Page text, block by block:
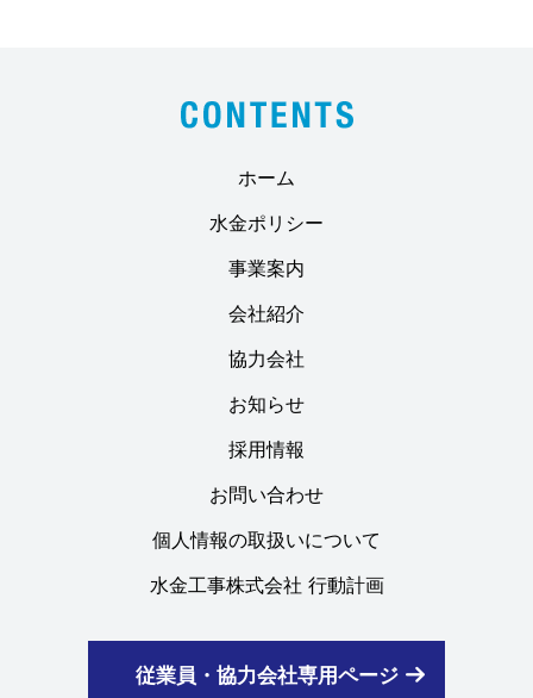
ホーム
水金ポリシー
事業案内
会社紹介
協力会社
お知らせ
採用情報
お問い合わせ
個人情報の取扱いについて
水金工事株式会社 行動計画
従業員・協力会社専用ページ